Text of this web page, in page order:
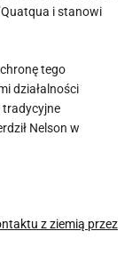
i stanowi
tego
działalności
tradycyjne
Nelson w
z ziemią przez